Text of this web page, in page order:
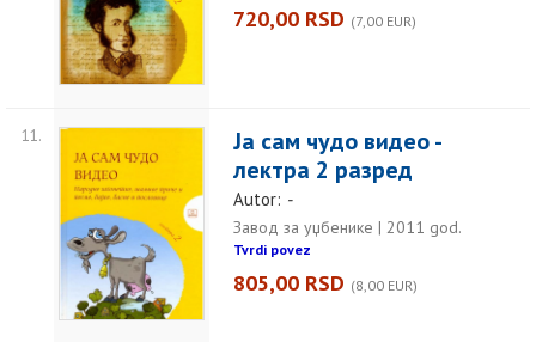
720,00 RSD (7,00 EUR)
11.
Ја сам чудо видео -
лектра 2 разред
Autor: -
Завод за уџбенике | 2011 god.
Tvrdi povez
805,00 RSD (8,00 EUR)